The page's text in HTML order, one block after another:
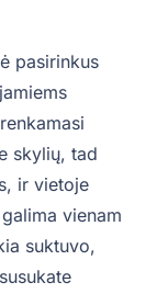
pasirinkus
skylių, tad
ir vietoje
vienam
suktuvo,